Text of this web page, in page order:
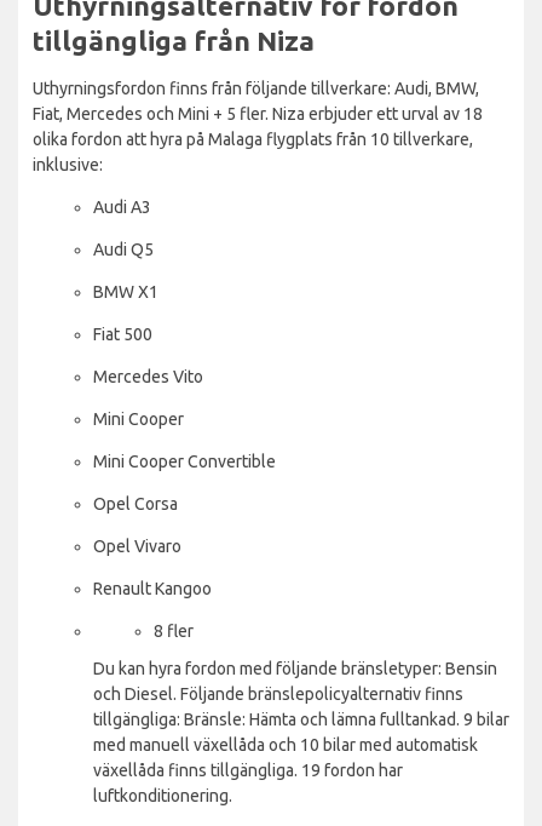
tillgängliga från Niza
Uthyrningsfordon finns från följande tillverkare: Audi, BMW,
Fiat, Mercedes och Mini + 5 fler. Niza erbjuder ett urval av 18
olika fordon att hyra på Malaga flygplats från 10 tillverkare,
inklusive:
Audi A3
Audi Q5
BMW X1
Fiat 500
Mercedes Vito
Mini Cooper
Mini Cooper Convertible
Opel Corsa
Opel Vivaro
Renault Kangoo
8 fler
Du kan hyra fordon med följande bränsletyper: Bensin
och Diesel. Följande bränslepolicyalternativ finns
tillgängliga: Bränsle: Hämta och lämna fulltankad. 9 bilar
med manuell växellåda och 10 bilar med automatisk
växellåda finns tillgängliga. 19 fordon har
luftkonditionering.